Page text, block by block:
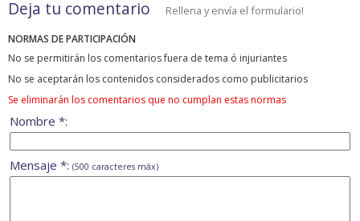
Deja tu comentario Rellena y envía el formulario!
NORMAS DE PARTICIPACIÓN
No se permitirán los comentarios fuera de tema ó injuriantes
No se aceptarán los contenidos considerados como publicitarios
Se eliminarán los comentarios que no cumplan estas normas
Nombre *:
Mensaje *: (500 caracteres máx)